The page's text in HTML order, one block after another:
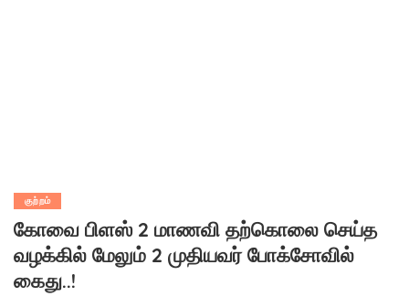
குற்றம்
கோவை பிளஸ் 2 மாணவி தற்கொலை செய்த
வழக்கில் மேலும் 2 முதியவர் போக்சோவில்
கைது..!